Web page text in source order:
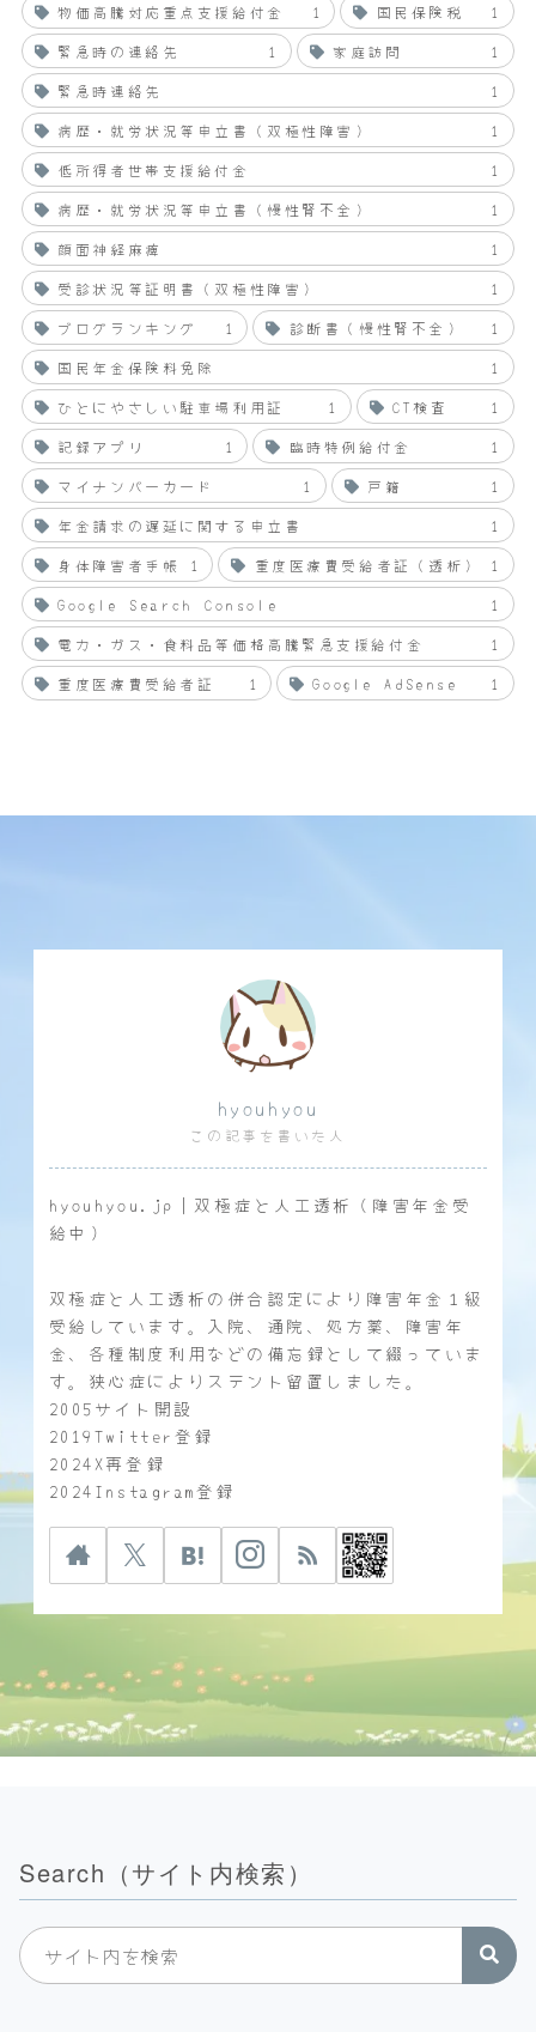
物価高騰対応重点支援給付金 1 国民保険税
1
緊急時の連絡先
1 家庭訪問
1
緊急時連絡先
1
病歴・就労状況等申立書（双極性障害）
1
低所得者世帯支援給付金
1
病歴・就労状況等申立書（慢性腎不全）
1
顔面神経麻痺
1
受診状況等証明書（双極性障害）
1
ブログランキング
1 診断書（慢性腎不全）
1
国民年金保険料免除
1
ひとにやさしい駐車場利用証
1 CT検査
1
記録アプリ
1 臨時特例給付金
1
マイナンバーカード
1 戸籍
1
年金請求の遅延に関する申立書
1
身体障害者手帳
1 重度医療費受給者証（透析）
1
Google Search Console
1
電力・ガス・食料品等価格高騰緊急支援給付金
1
重度医療費受給者証
1 Google AdSense 1
hyouhyou
この記事を書いた人
hyouhyou.jp｜双極症と人工透析（障害年金受
給中）
双極症と人工透析の併合認定により障害年金１級
受給しています。入院、通院、処方薬、障害年
金、各種制度利用などの備忘録として綴っていま
す。狭心症によりステント留置しました。
2005サイト開設
2019Twitter登録
2024X再登録
2024Instagram登録
Search（サイト内検索）